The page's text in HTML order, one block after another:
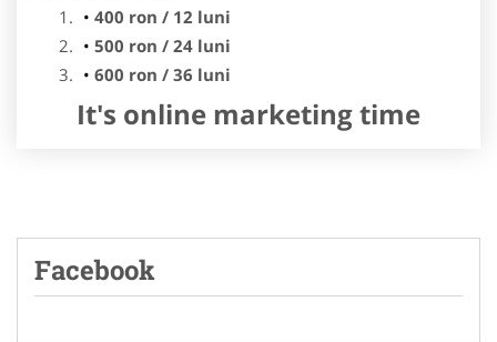
400 ron / 12 luni
500 ron / 24 luni
600 ron / 36 luni
It's online marketing time
Facebook